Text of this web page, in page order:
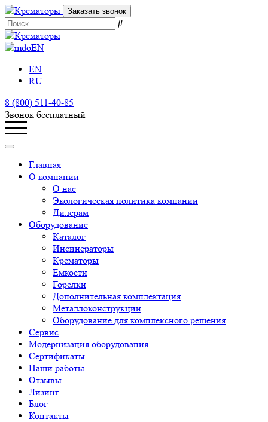
Заказать звонок
EN
EN
RU
8 (800) 511-40-85
Звонок бесплатный
Главная
О компании
О нас
Экологическая политика компании
Дилерам
Оборудование
Каталог
Инсинераторы
Крематоры
Ёмкости
Горелки
Дополнительная комплектация
Металлоконструкции
Оборудование для комплексного решения
Сервис
Модернизация оборудования
Сертификаты
Наши работы
Отзывы
Лизинг
Блог
Контакты